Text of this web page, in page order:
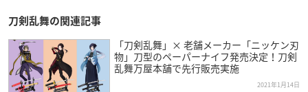
刀剣乱舞の関連記事
「刀剣乱舞」× 老舗メーカー「ニッケン刃
物」刀型のペーパーナイフ発売決定！刀剣
乱舞万屋本舗で先行販売実施
2021年1月14日